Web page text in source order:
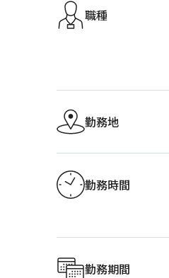
職種
勤務地
勤務時間
勤務期間